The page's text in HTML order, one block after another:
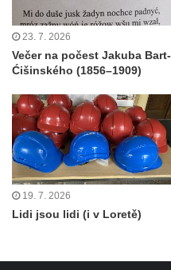
23. 7. 2026
Večer na počest Jakuba Bart-
Ćišinského (1856–1909)
19. 7. 2026
Lidi jsou lidi (i v Loretě)